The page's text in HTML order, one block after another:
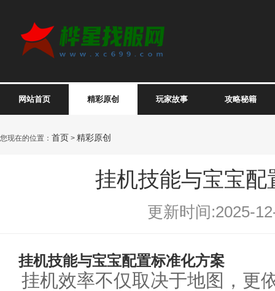
网站首页 精彩原创 玩家故事 攻略秘籍
您现在的位置： 首页 > 精彩原创
挂机技能与宝宝配
更新时间:2025-
挂机技能与宝宝配置标准化方案
挂机效率不仅取决于地图，更